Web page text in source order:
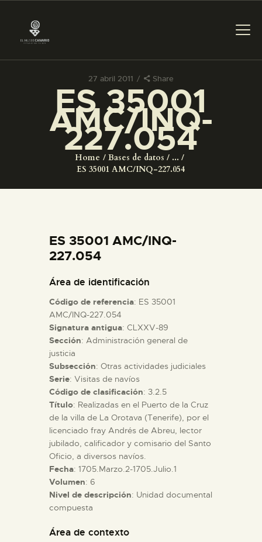
27 abril 2011 Share
ES 35001
AMC/INQ-
227.054
Home Bases de datos
...
ES 35001 AMC/INQ-227.054
PREPARAR LA VISITA
ACTIVIDADES
COLECCIONES
ESPAÑOL
PREPARAR LA VISITA
ACTIVIDADES
█
EL MUSEO
COLECCIONES
ES 35001 AMC/INQ-
227.054
Área de identificación
Código de referencia: ES 35001
AMC/INQ-227.054
Signatura antigua: CLXXV-89
Sección: Administración general de
justicia
Subsección: Otras actividades judiciales
Serie: Visitas de navíos
Código de clasificación: 3.2.5
Título: Realizadas en el Puerto de la Cruz
de la villa de La Orotava (Tenerife), por el
licenciado fray Andrés de Abreu, lector
jubilado, calificador y comisario del Santo
Oficio, a diversos navíos.
Fecha: 1705.Marzo.2-1705.Julio.1
Volumen: 6
Nivel de descripción: Unidad documental
compuesta
Área de contexto